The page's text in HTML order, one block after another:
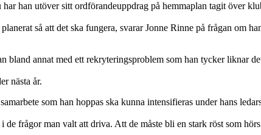
har han utöver sitt ordförandeuppdrag på hemmaplan tagit över
så att det ska fungera, svarar Jonne Rinne på frågan om
bland annat med ett rekryteringsproblem som han tycker liknar
nästa år.
som han hoppas ska kunna intensifieras under hans
frågor man valt att driva. Att de måste bli en stark röst som